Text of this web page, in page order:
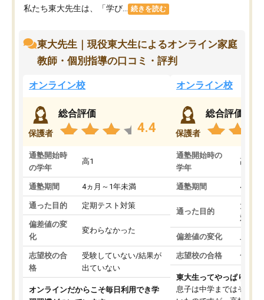
私たち東大先生は、「学び... 続きを読む
東大先生｜現役東大生によるオンライン家庭
教師・個別指導の口コミ・評判
オンライン校
保護者
総合評価
4.4
通塾開始時
の学年
高1
通塾期間 4ヵ月～1年未満
通った目的 定期テスト対策
偏差値の変
化
変わらなかった
志望校の合
格
受験していない/結果が
出ていない
オンラインだからこそ毎日利用でき学
オンライン校
保護者
総合評価
通塾開始時の
学年
高3
通塾期間 4ヵ月
通った目的
大学
対策
偏差値の変化 上が
志望校の合格 合格
東大生ってやっぱりすご
息子は中学まではそこそ